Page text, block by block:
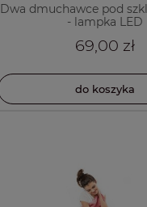
Dwa dmuchawce pod
- lampka LED
69,00 zł
do koszyka